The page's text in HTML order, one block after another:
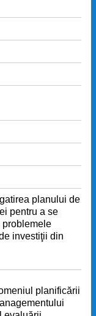
planului de
pentru a se
problemele
investiţii din
planificării